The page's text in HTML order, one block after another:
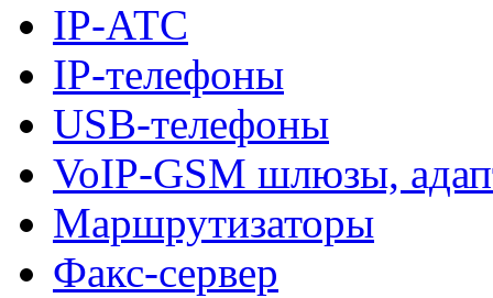
IP-АТС
IP-телефоны
USB-телефоны
VoIP-GSM шлюзы,
Маршрутизаторы
Факс-сервер